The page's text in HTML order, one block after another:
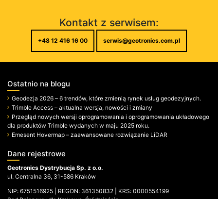
Kontakt z serwisem:
+48 12 416 16 00 serwis@geotronics.com.pl
Ostatnio na blogu
Geodezja 2026 – 6 trendów, które zmienią rynek usług geodezyjnych.
Trimble Access – aktualna wersja, nowości i zmiany
Przegląd nowych wersji oprogramowania i oprogramowania układowego
dla produktów Trimble wydanych w maju 2025 roku.
Emesent Hovermap – zaawansowane rozwiązanie LiDAR
Dane rejestrowe
Geotronics Dystrybucja Sp. z o.o.
ul. Centralna 36, 31-586 Kraków
NIP: 6751516925 | REGON: 361350832 | KRS: 0000554199